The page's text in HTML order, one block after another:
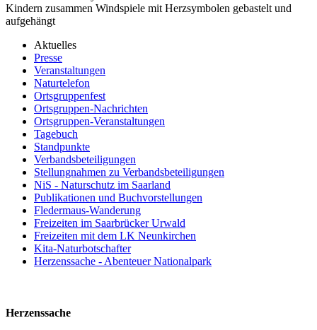
Kindern zusammen Windspiele mit Herzsymbolen gebastelt und
aufgehängt
Aktuelles
Presse
Veranstaltungen
Naturtelefon
Ortsgruppenfest
Ortsgruppen-Nachrichten
Ortsgruppen-Veranstaltungen
Tagebuch
Standpunkte
Verbandsbeteiligungen
Stellungnahmen zu Verbandsbeteiligungen
NiS - Naturschutz im Saarland
Publikationen und Buchvorstellungen
Fledermaus-Wanderung
Freizeiten im Saarbrücker Urwald
Freizeiten mit dem LK Neunkirchen
Kita-Naturbotschafter
Herzenssache - Abenteuer Nationalpark
Herzenssache